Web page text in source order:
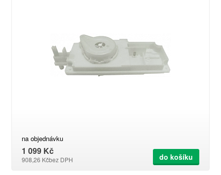
na objednávku
1 099 Kč
908,26 Kčbez DPH do košíku